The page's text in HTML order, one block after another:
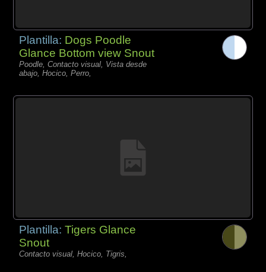
Plantilla: Dogs Poodle
Glance Bottom view Snout
Poodle, Contacto visual, Vista desde
abajo, Hocico, Perro,
Plantilla:Tigers Glance
Snout
Contacto visual, Hocico, Tigris,